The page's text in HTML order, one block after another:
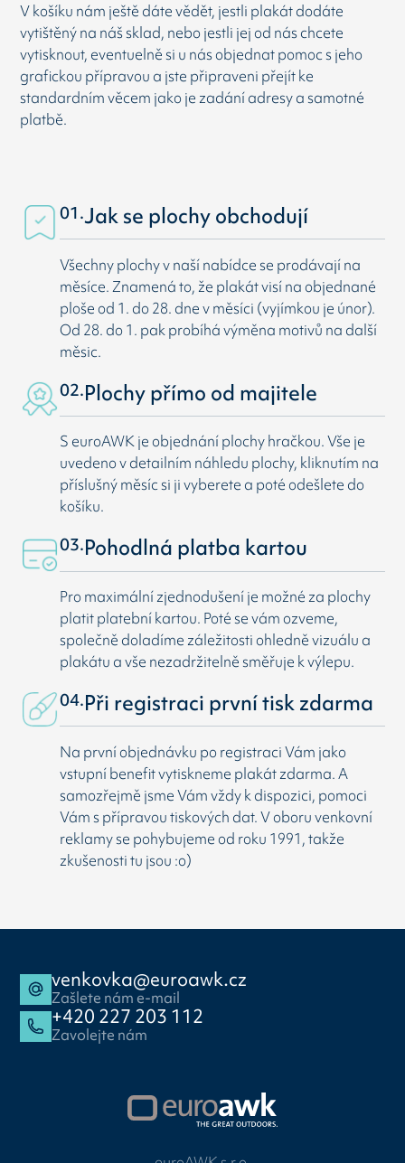
V košíku nám ještě dáte vědět, jestli plakát dodáte
vytištěný na náš sklad, nebo jestli jej od nás chcete
vytisknout, eventuelně si u nás objednat pomoc s jeho
grafickou přípravou a jste připraveni přejít ke
standardním věcem jako je zadání adresy a samotné
platbě.
01.Jak se plochy obchodují
Všechny plochy v naší nabídce se prodávají na
měsíce. Znamená to, že plakát visí na objednané
ploše od 1. do 28. dne v měsíci (vyjímkou je únor).
Od 28. do 1. pak probíhá výměna motivů na další
měsic.
02.Plochy přímo od majitele
S euroAWK je objednání plochy hračkou. Vše je
uvedeno v detailním náhledu plochy, kliknutím na
příslušný měsíc si ji vyberete a poté odešlete do
košíku.
03.Pohodlná platba kartou
Pro maximální zjednodušení je možné za plochy
platit platební kartou. Poté se vám ozveme,
společně doladíme záležitosti ohledně vizuálu a
plakátu a vše nezadržitelně směřuje k výlepu.
04.Při registraci první tisk zdarma
Na první objednávku po registraci Vám jako
vstupní benefit vytiskneme plakát zdarma. A
samozřejmě jsme Vám vždy k dispozici, pomoci
Vám s přípravou tiskových dat. V oboru venkovní
reklamy se pohybujeme od roku 1991, takže
zkušenosti tu jsou :o)
venkovka@euroawk.cz
Zašlete nám e-mail
+420 227 203 112
Zavolejte nám